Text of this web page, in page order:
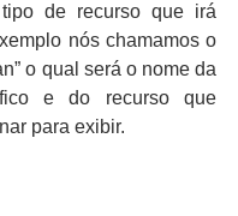
de recurso que irá
nós chamamos o
o qual será o nome da
e do recurso que
para exibir.